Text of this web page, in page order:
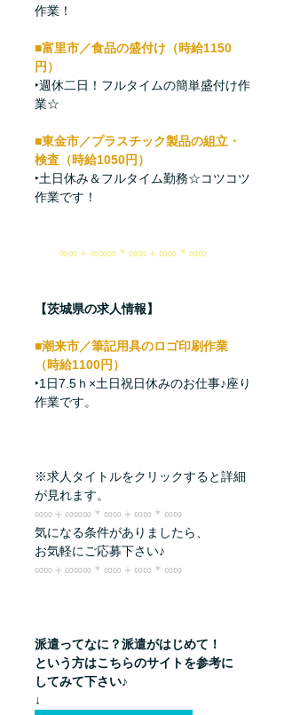
作業！
■富里市／食品の盛付け（時給1150
円）
‣週休二日！フルタイムの簡単盛付け作
業☆
■東金市／プラスチック製品の組立・
検査（時給1050円）
‣土日休み＆フルタイム勤務☆コツコツ
作業です！
∞∞＋∞∞∞＊∞∞＋∞∞＊∞∞
【茨城県の求人情報】
■潮来市／筆記用具のロゴ印刷作業
（時給1100円）
‣1日7.5ｈ×土日祝日休みのお仕事♪座り
作業です。
※求人タイトルをクリックすると詳細
が見れます。
∞∞＋∞∞∞＊∞∞＋∞∞＊∞∞
気になる条件がありましたら、
お気軽にご応募下さい♪
∞∞＋∞∞∞＊∞∞＋∞∞＊∞∞
派遣ってなに？派遣がはじめて！
という方はこちらのサイトを参考に
してみて下さい♪
↓